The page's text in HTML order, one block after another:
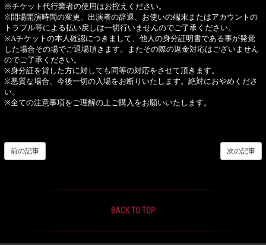
※チケット代行業者の使用はお控えください。
※開場開演時間の変更、出演者の辞退、お使いの端末またはアカウントの
トラブル等による払い戻しは一切行いませんのでご了承ください。
※Aチケットの本人確認につきまして、他人の身分証明書である事が発覚
した場合その場でご退場頂きます。またその際の返金対応はございません
のでご了承ください。
※身分証を貸した方に対しても同等の対応をさせて頂きます。
※悪質な場合、今後一切の入場をお断りいたします。絶対におやめくださ
い。
※全ての注意事項をご理解の上ご購入をお願いいたします。
次の記事
前の記事
BACK TO TOP